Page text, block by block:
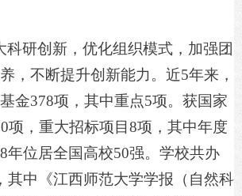
科研创新，优化组织模式，加强团
，不断提升创新能力。近5年来，
金378项，其中重点5项。获国家
项，重大招标项目8项，其中年度
年位居全国高校50强。学校共办
其中《江西师范大学学报（自然科